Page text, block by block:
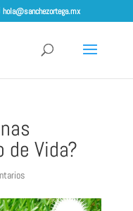
hola@sanchezortega.mx
de Vida?